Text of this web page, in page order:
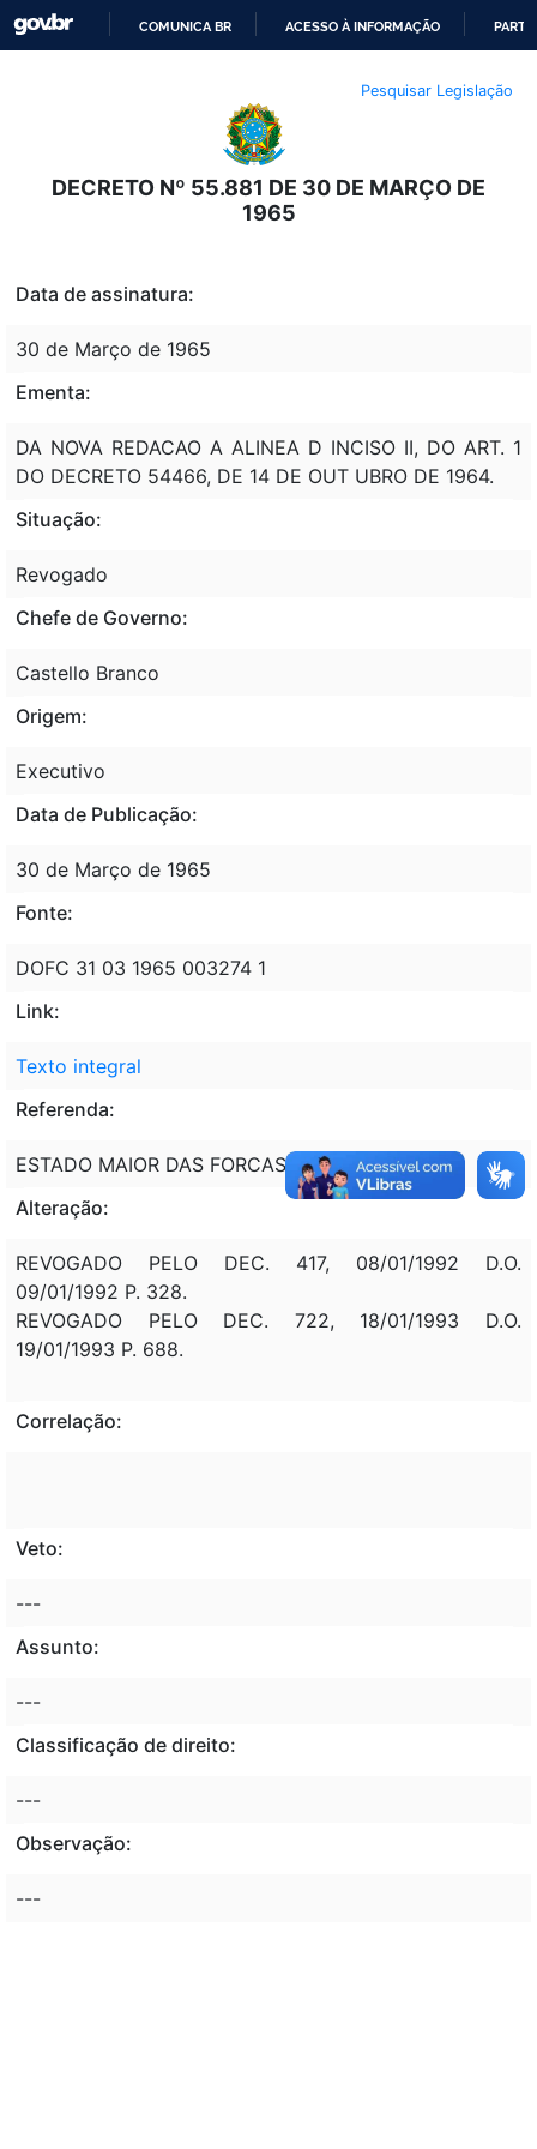
O
CONTEÚDO
COMUNICA BR ACESSO À INFORMAÇÃO
Pesquisar Legislação
DECRETO Nº 55.881 DE 30 DE MARÇO DE
1965
Data de assinatura:
30 de Março de 1965
Ementa:
DA NOVA REDACAO A ALINEA D INCISO II, DO ART. 1
DO DECRETO 54466, DE 14 DE OUT UBRO DE 1964.
Situação:
Revogado
Chefe de Governo:
Castello Branco
Origem:
Executivo
Data de Publicação:
30 de Março de 1965
Fonte:
DOFC 31 03 1965 003274 1
Link:
Texto integral
Referenda:
ESTADO MAIOR DAS FORCAS ARMADAS - EMFA.
Alteração:
REVOGADO PELO DEC. 417, 08/01/1992 D.O.
09/01/1992 P. 328.
REVOGADO PELO DEC. 722, 18/01/1993 D.O.
19/01/1993 P. 688.
Correlação:
Veto:
---
Assunto:
---
Classificação de direito:
---
Observação:
---